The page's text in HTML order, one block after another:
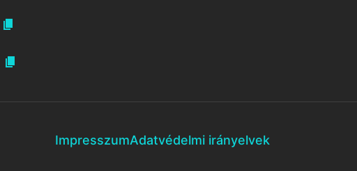


ImpresszumAdatvédelmi irányelvek